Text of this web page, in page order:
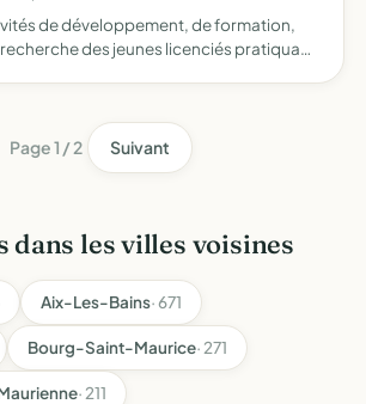
de développement, de formation,
des jeunes licenciés pratiquant
Page 1 / 2 Suivant
dans les villes voisines
Aix-Les-Bains· 671
Bourg-Saint-Maurice· 271
· 211